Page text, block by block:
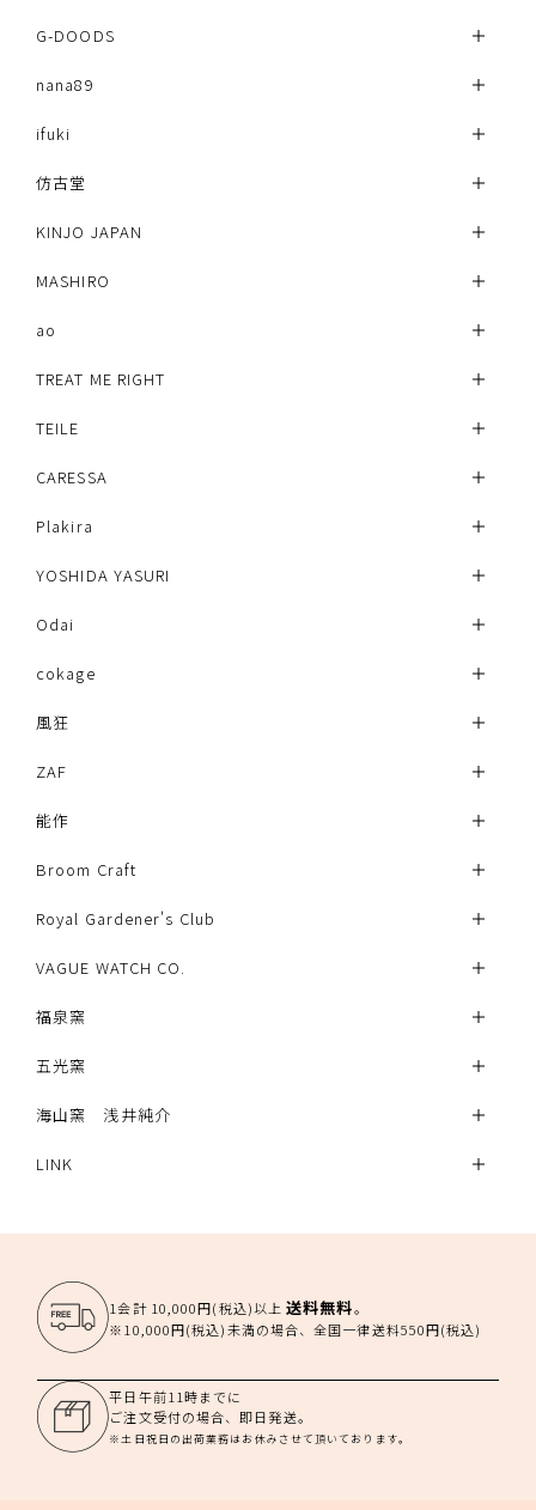
G-DOODS
nana89
ifuki
仿古堂
KINJO JAPAN
MASHIRO
ao
TREAT ME RIGHT
TEILE
CARESSA
Plakira
YOSHIDA YASURI
Odai
cokage
風狂
ZAF
能作
Broom Craft
Royal Gardener's Club
VAGUE WATCH CO.
福泉窯
五光窯
海山窯 浅井純介
LINK
1会計 10,000円(税込)以上送料無料。
※10,000円(税込)未満の場合、全国一律送料550円(税込)
平日午前11時までに
ご注文受付の場合、即日発送。
※土日祝日の出荷業務はお休みさせて頂いております。